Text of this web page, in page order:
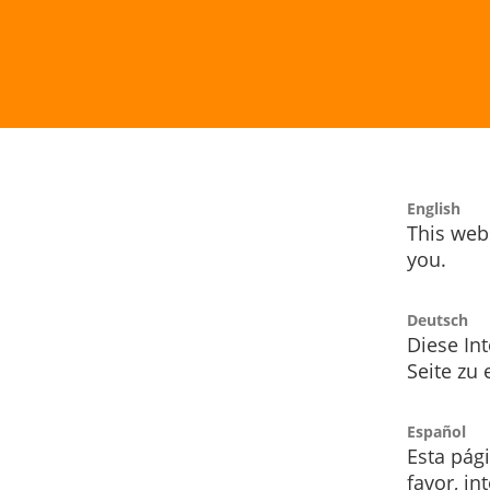
English
This
you.
Deutsch
Diese
Seite zu
Español
Esta
favor,